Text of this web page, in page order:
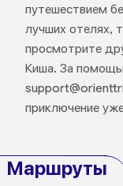
путешествием
лучших отелях,
просмотрите
Киша. За
приключение
Маршруты